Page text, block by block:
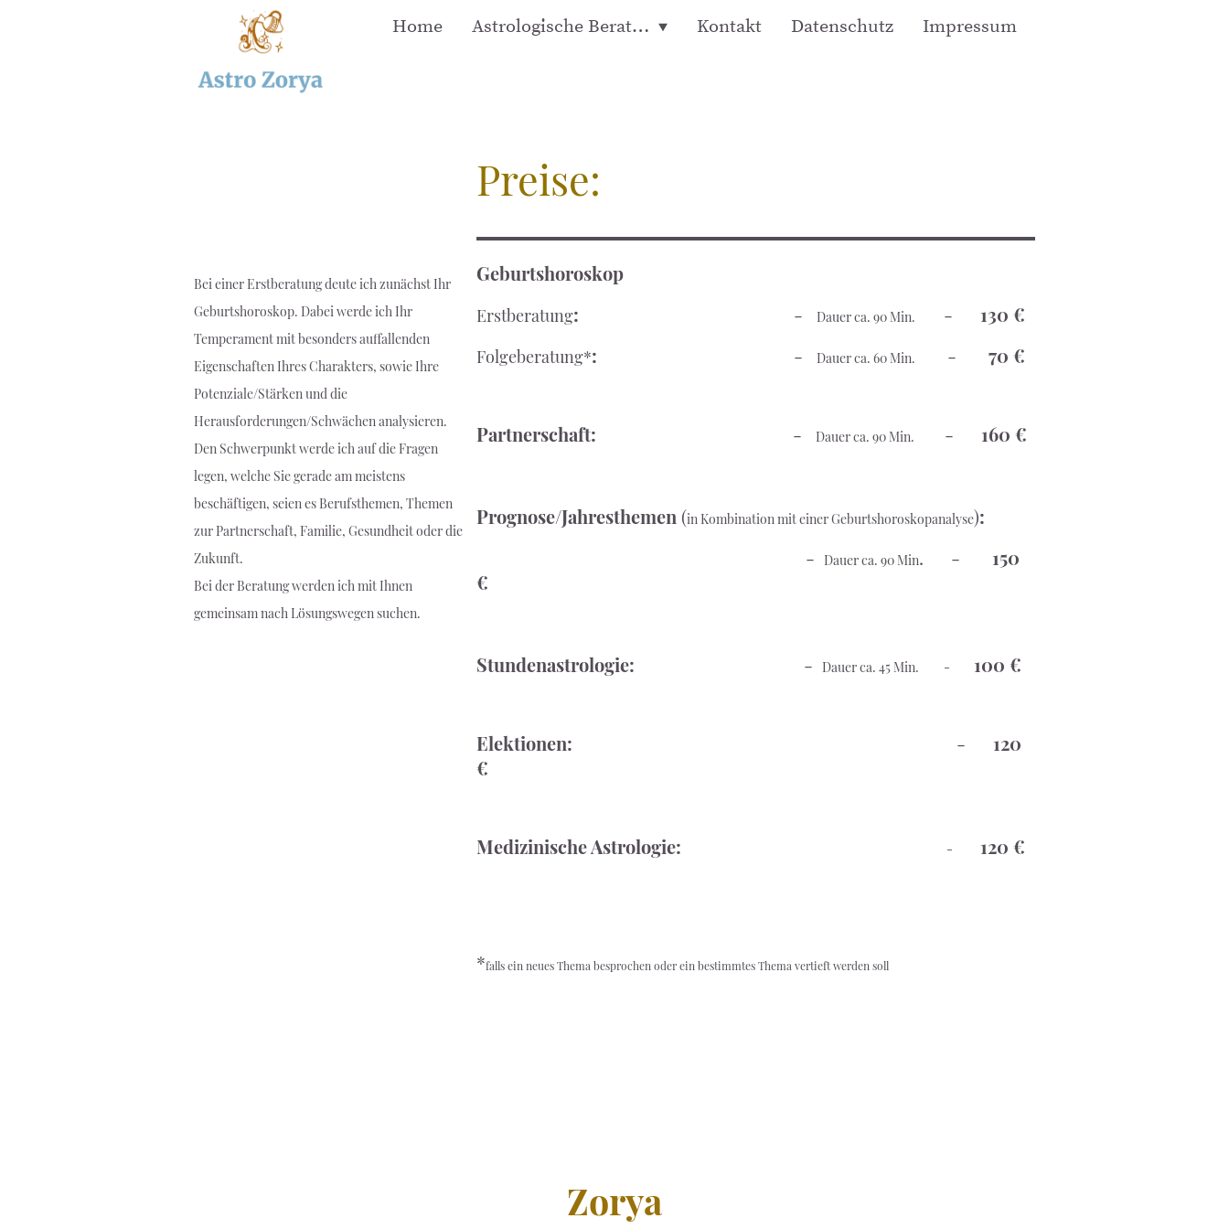
Home Astrologische Beratung Kontakt Datenschutz Impressum
Bei einer Erstberatung deute ich zunächst Ihr
Geburtshoroskop. Dabei werde ich Ihr
Temperament mit besonders auffallenden
Eigenschaften Ihres Charakters, sowie Ihre
Potenziale/Stärken und die
Herausforderungen/Schwächen analysieren.
Den Schwerpunkt werde ich auf die Fragen
legen, welche Sie gerade am meistens
beschäftigen, seien es Berufsthemen, Themen
zur Partnerschaft, Familie, Gesundheit oder die
Zukunft.
Bei der Beratung werden ich mit Ihnen
gemeinsam nach Lösungswegen suchen.
Preise:
Geburtshoroskop
Erstberatung: - Dauer ca. 90 Min. - 130 €
Folgeberatung*: - Dauer ca. 60 Min. -70 €
Partnerschaft: - Dauer ca. 90 Min. - 160 €
Prognose/Jahresthemen (in Kombination mit einer Geburtshoroskopanalyse):
-
Dauer ca. 90 Min. - 150
€
Stundenastrologie: - Dauer ca. 45 Min. - 100 €
Elektionen: - 120
€
Medizinische Astrologie: - 120 €
*falls ein neues Thema besprochen oder ein bestimmtes Thema vertieft werden soll
Zorya